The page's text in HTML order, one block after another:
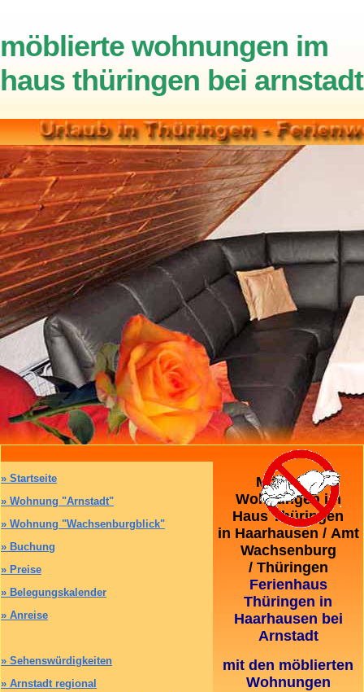
möblierte wohnungen im
haus thüringen bei arnstadt
» Startseite
» Wohnung "Arnstadt"
» Wohnung "Wachsenburgblick"
» Buchung
» Preise
» Belegungskalender
» Anreise
» Sehenswürdigkeiten
» Arnstadt regional
Möblierte
Wohnungen im
Haus Thüringen
in Haarhausen / Amt
Wachsenburg
/ Thüringen
Ferienhaus
Thüringen in
Haarhausen bei
Arnstadt
mit den möblierten
Wohnungen